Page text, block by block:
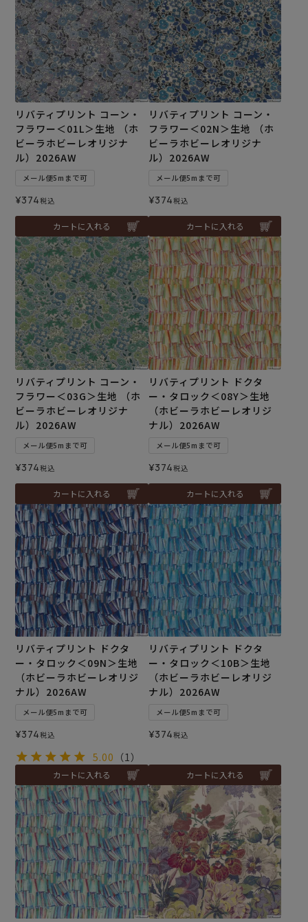
リバティプリント コーン・
フラワー＜01L＞生地 （ホ
ビーラホビーレオリジナ
ル）2026AW
メール便5mまで可
¥374税込
カートに入れる
リバティプリント コーン・
フラワー＜02N＞生地 （ホ
ビーラホビーレオリジナ
ル）2026AW
メール便5mまで可
¥374税込
カートに入れる
リバティプリント コーン・
フラワー＜03G＞生地 （ホ
ビーラホビーレオリジナ
ル）2026AW
メール便5mまで可
¥374税込
カートに入れる
リバティプリント ドクタ
ー・タロック＜08Y＞生地
（ホビーラホビーレオリジ
ナル）2026AW
メール便5mまで可
¥374税込
カートに入れる
リバティプリント ドクタ
ー・タロック＜09N＞生地
（ホビーラホビーレオリジ
ナル）2026AW
メール便5mまで可
¥374税込
5.00 （1）
カートに入れる
リバティプリント ドクタ
ー・タロック＜10B＞生地
（ホビーラホビーレオリジ
ナル）2026AW
メール便5mまで可
¥374税込
カートに入れる